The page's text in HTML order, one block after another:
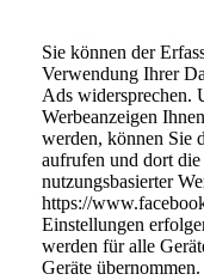
Sie können der
Verwendung Ihrer
Ads widersprechen.
Werbeanzeigen
werden, können Sie
aufrufen und dort
nutzungsbasierter
https://
Einstellungen
werden für alle
Geräte übernommen.